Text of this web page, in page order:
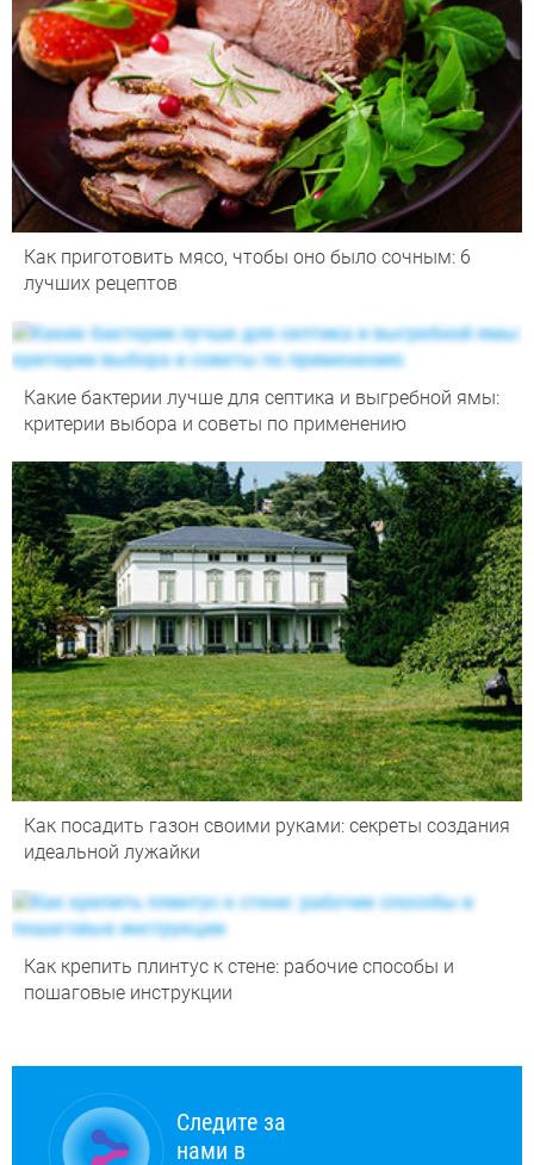
Как приготовить мясо, чтобы оно было сочным: 6
лучших рецептов
Какие бактерии лучше для септика и выгребной ямы:
критерии выбора и советы по применению
Как посадить газон своими руками: секреты создания
идеальной лужайки
Как крепить плинтус к стене: рабочие способы и
пошаговые инструкции
Следите за
нами в